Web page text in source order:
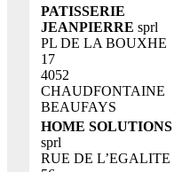
PATISSERIE
JEANPIERRE sprl
PL DE LA BOUXHE
17
4052
CHAUDFONTAINE
BEAUFAYS
HOME SOLUTIONS
sprl
RUE DE L’EGALITE